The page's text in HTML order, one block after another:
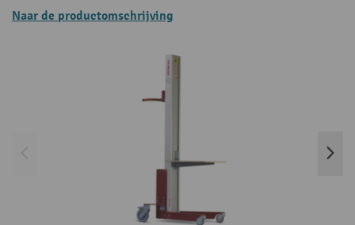
Naar de productomschrijving